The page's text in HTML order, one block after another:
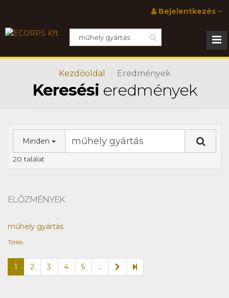
Bejelentkezés
Kezdőoldal Eredmények
Keresési eredmények
Minden
20 találat
ELŐZMÉNYEK
műhely gyártás
Törlés
1 2 3 4 5 ...